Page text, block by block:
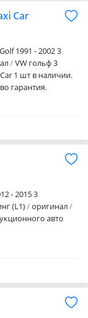
Закажите
и
Car
1991 - 2002 3
VW гольф 3
1 шт в наличии.
гарантия.
RED, Credit.
- 2015 3
(L1)
оригинал
авто